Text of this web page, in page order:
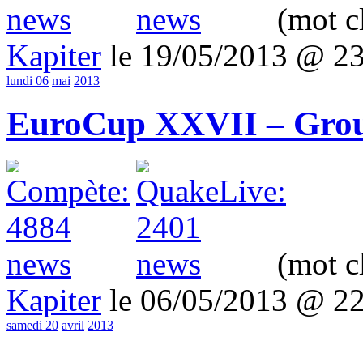
(mot
Kapiter le 19/05/2013 @
lundi 06 mai 2013
EuroCup XXVII –
(mot
Kapiter le 06/05/2013 @
samedi 20 avril 2013